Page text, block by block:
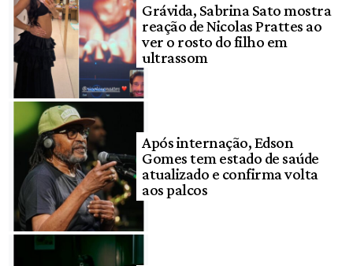
Grávida, Sabrina Sato mostra
reação de Nicolas Prattes ao
ver o rosto do filho em
ultrassom
Após internação, Edson
Gomes tem estado de saúde
atualizado e confirma volta
aos palcos